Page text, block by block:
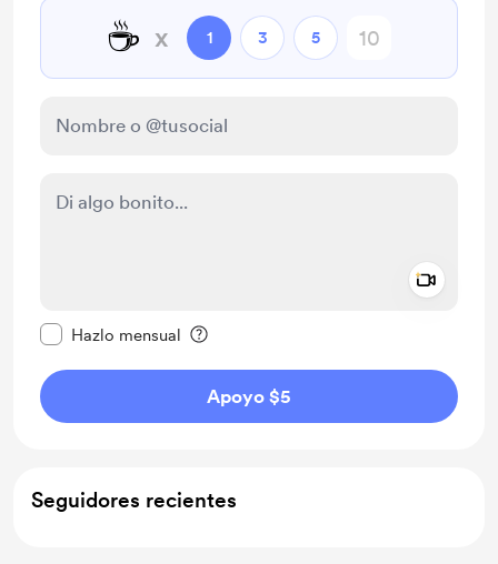
☕ x 1 3 5
Hazlo mensual
Apoyo $5
Seguidores recientes